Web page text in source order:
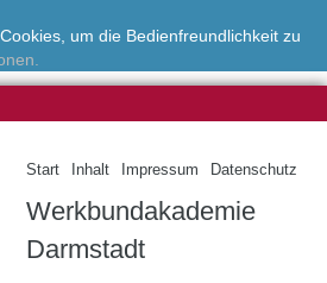
um die Bedienfreundlichkeit zu
Start Inhalt Impressum Datenschutz
Werkbundakademie
Darmstadt